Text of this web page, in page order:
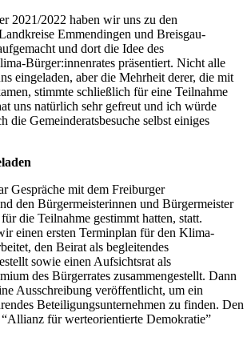
2021/2022 haben wir uns zu den
Emmendingen und Breisgau-
und dort die Idee des
Bürger:innenrates präsentiert. Nicht alle
eingeladen, aber die Mehrheit derer, die mit
stimmte schließlich für eine Teilnahme
uns natürlich sehr gefreut und ich würde
die Gemeinderatsbesuche selbst einiges
Gespräche mit dem Freiburger
den Bürgermeisterinnen und Bürgermeister
die Teilnahme gestimmt hatten, statt.
einen ersten Terminplan für den Klima-
den Beirat als begleitendes
sowie einen Aufsichtsrat als
des Bürgerrates zusammengestellt. Dann
Ausschreibung veröffentlicht, um ein
Beteiligungsunternehmen zu finden. Den
für werteorientierte Demokratie”